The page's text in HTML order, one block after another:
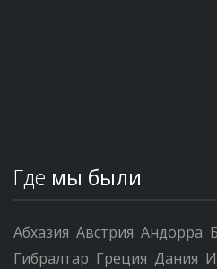
Где мы были
Абхазия Австрия Андорра
Гибралтар Греция Дания